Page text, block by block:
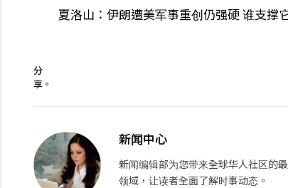
夏洛山：伊朗遭美军事重创仍强硬 谁支撑
分
享。
新闻中心
新闻编辑部为您带来全球华人社区的
领域，让读者全面了解时事动态。